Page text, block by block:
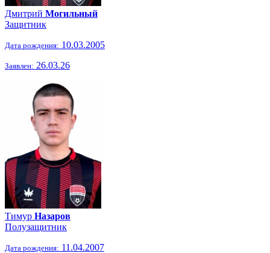
Дмитрий Могильный
Защитник
Дата рождения: 10.03.2005
Заявлен: 26.03.26
Тимур Назаров
Полузащитник
Дата рождения: 11.04.2007